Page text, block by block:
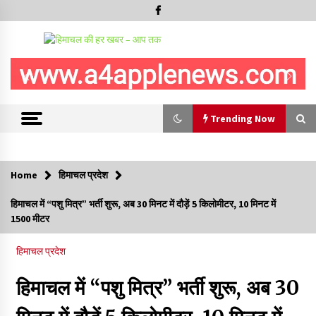
Trending Now
शिमला जिला परिषद चुनाव में देरी पर CM सुक्खू का जयराम ठाकुर पर अटैक,
बोले- सदस्यों को बैठक में भेजने के बजाय पंचकूला क्यों ले गए..?
10/08/2026
Home हिमाचल प्रदेश
हिमाचल में “पशु मित्र” भर्ती शुरू, अब 30 मिनट में दौड़ें 5 किलोमीटर, 10 मिनट में
1500 मीटर
हिमाचल प्रदेश
हिमाचल में “पशु मित्र” भर्ती शुरू, अब 30